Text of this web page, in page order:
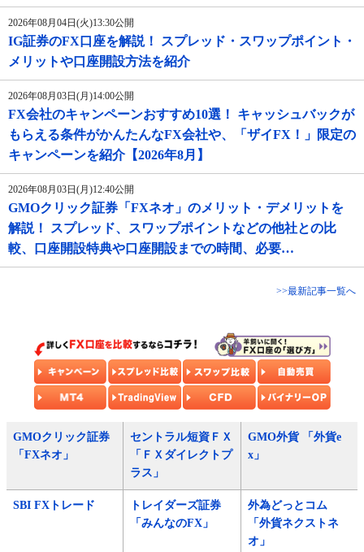
2026年08月04日(火)13:30公開
IG証券のFX口座を解説！ スプレッド・スワップポイント・
メリットや口座開設方法を紹介
2026年08月03日(月)14:00公開
FX会社のキャンペーンおすすめ10選！ キャッシュバックが
もらえる条件がかんたんなFX会社や、「ザイFX！」限定の
キャンペーンを紹介【2026年8月】
2026年08月03日(月)12:40公開
GMOクリック証券「FXネオ」のメリット・デメリットを
解説！ スプレッド、スワップポイントなどの他社との比
較、口座開設特典や口座開設までの時間、必要…
>>最新記事一覧へ
GMOクリック証券
「FXネオ」
セントラル短資ＦＸ
「ＦＸダイレクトプ
ラス」
GMO外貨 「外貨e
x」
SBI FXトレード
トレイダーズ証券
「みんなのFX」
外為どっとコム
「外貨ネクストネ
オ」